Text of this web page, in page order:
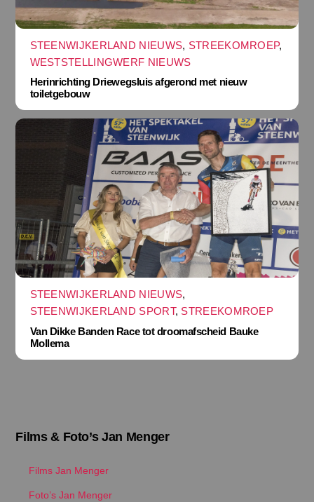
STEENWIJKERLAND NIEUWS, STREEKOMROEP,
WESTSTELLINGWERF NIEUWS
Herinrichting Driewegsluis afgerond met nieuw
toiletgebouw
STEENWIJKERLAND NIEUWS,
STEENWIJKERLAND SPORT, STREEKOMROEP
Van Dikke Banden Race tot droomafscheid Bauke
Mollema
Films & Foto’s Jan Menger
Films Jan Menger
Foto’s Jan Menger